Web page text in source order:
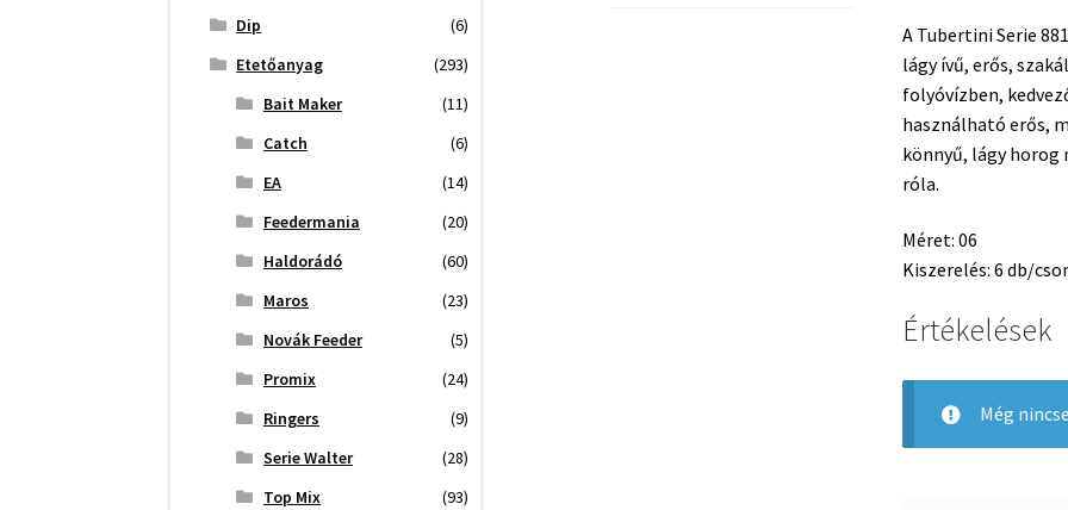
A Tubertini Serie
lágy ívű, erős,
folyóvízben,
használható erős,
könnyű, lágy horog
róla.
Méret: 06
Kiszerelés: 6 db/
Értékelések
Még
Dip
(6)
Etetőanyag
(293)
Bait Maker
(11)
Catch
(6)
EA
(14)
Feedermania
(20)
Haldorádó
(60)
Maros
(23)
Novák Feeder
(5)
Promix
(24)
Ringers
(9)
Serie Walter
(28)
Top Mix
(93)